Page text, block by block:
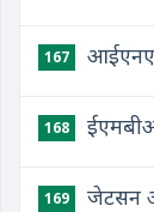
167
168
169 जेटसन